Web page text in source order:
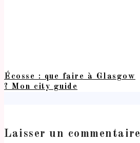
Écosse : que faire à Glasgow
? Mon city guide
Laisser un commentaire